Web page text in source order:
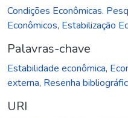
Condições Econômicas.
Econômicos, Estabilização
Palavras-chave
Estabilidade econômica,
externa, Resenha
URI